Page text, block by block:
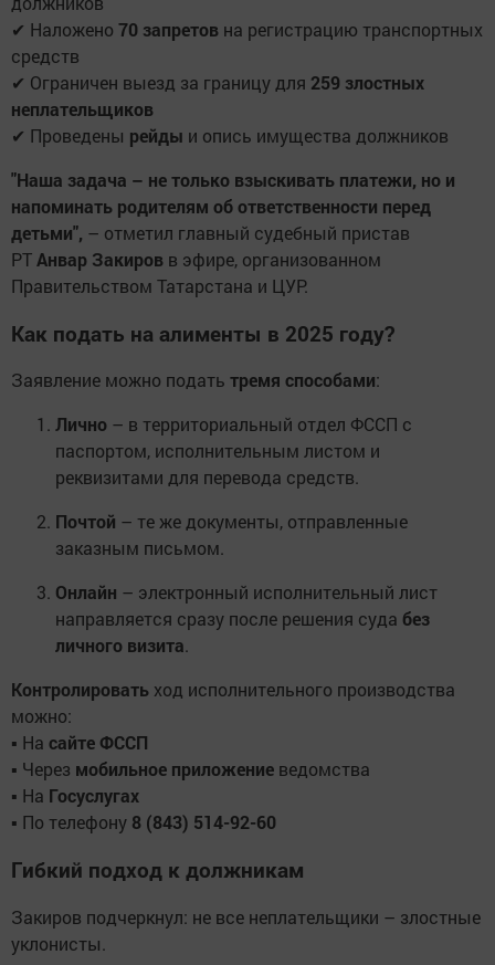
✔ Наложено 70 запретов на регистрацию транспортных
средств
✔ Ограничен выезд за границу для 259 злостных
неплательщиков
✔ Проведены рейды и опись имущества должников
"Наша задача – не только взыскивать платежи, но и
напоминать родителям об ответственности перед
детьми", – отметил главный судебный пристав
РТАнвар Закиров в эфире, организованном
Правительством Татарстана и ЦУР.
Как подать на алименты в 2025 году?
Заявление можно подать тремя способами:
Лично – в территориальный отдел ФССП с
паспортом, исполнительным листом и
реквизитами для перевода средств.
Почтой – те же документы, отправленные
заказным письмом.
Онлайн – электронный исполнительный лист
направляется сразу после решения суда без
личного визита.
Контролировать ход исполнительного производства
можно:
▪ На сайте ФССП
▪ Через мобильное приложение ведомства
▪ На Госуслугах
▪ По телефону 8 (843) 514-92-60
Гибкий подход к должникам
Закиров подчеркнул: не все неплательщики – злостные
уклонисты.